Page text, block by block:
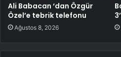
Ali Babacan ‘dan Özgür
Özel’e tebrik telefonu
Ağustos 8, 2026